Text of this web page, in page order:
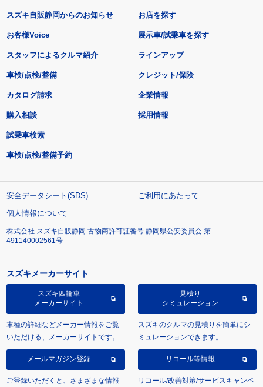
スズキ自販静岡からのお知らせ
お客様Voice
スタッフによるクルマ紹介
お店を探す
展示車/試乗車を探す
ラインアップ
車検/点検/整備 クレジット/保険
カタログ請求
購入相談
試乗車検索
車検/点検/整備予約
企業情報
採用情報
安全データシート(SDS)
ご利用にあたって
個人情報について
株式会社 スズキ自販静岡 古物商許可証番号 静岡県公安委員会 第
491140002561号
スズキメーカーサイト
スズキ四輪車
メーカーサイト
車種の詳細などメーカー情報をご覧
いただける、メーカーサイトです。
見積り
シミュレーション
スズキのクルマの見積りを簡単にシ
ミュレーションできます。
メールマガジン登録
ご登録いただくと、さまざまな情報
リコール等情報
リコール/改善対策/サービスキャンペ